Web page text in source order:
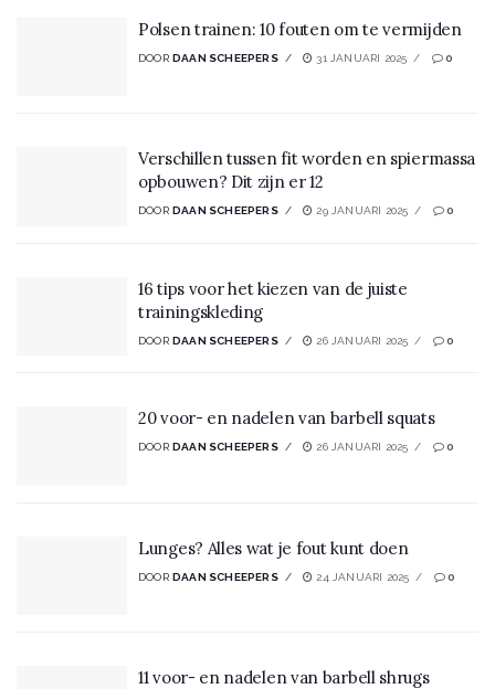
Polsen trainen: 10 fouten om te vermijden
DOOR DAAN SCHEEPERS 31 JANUARI 2025 0
Verschillen tussen fit worden en spiermassa
opbouwen? Dit zijn er 12
DOOR DAAN SCHEEPERS 29 JANUARI 2025 0
16 tips voor het kiezen van de juiste
trainingskleding
DOOR DAAN SCHEEPERS 26 JANUARI 2025 0
20 voor- en nadelen van barbell squats
DOOR DAAN SCHEEPERS 26 JANUARI 2025 0
Lunges? Alles wat je fout kunt doen
DOOR DAAN SCHEEPERS 24 JANUARI 2025 0
11 voor- en nadelen van barbell shrugs